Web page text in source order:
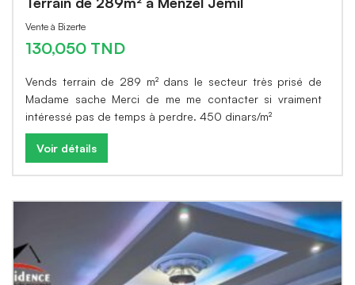
Vente à Bizerte
130,050 TND
Vends terrain de 289 m² dans le secteur très prisé de
Madame sache Merci de me me contacter si vraiment
intéressé pas de temps à perdre. 450 dinars/m²
Voir détails